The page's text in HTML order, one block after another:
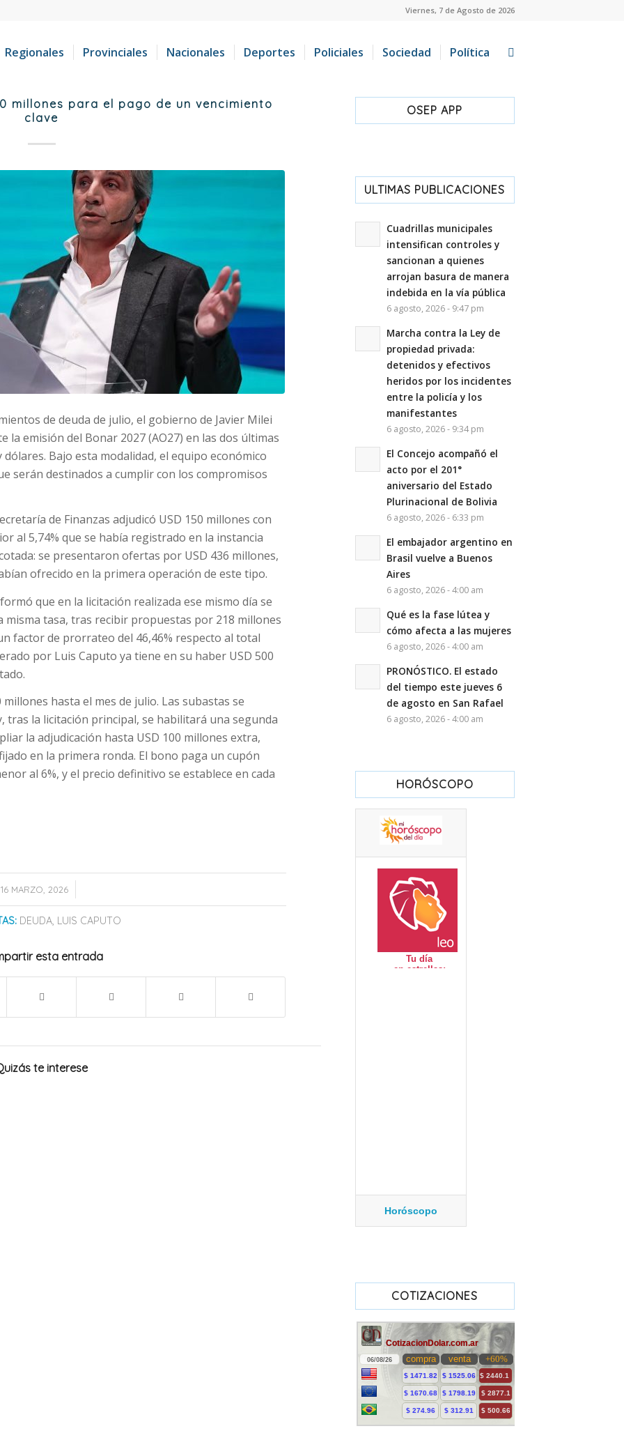
Viernes, 7 de Agosto de 2026
Regionales Provinciales Nacionales Deportes Policiales Sociedad Política
millones para el pago de un vencimiento
clave
de deuda de julio, el gobierno de Javier Milei
la emisión del Bonar 2027 (AO27) en las dos últimas
Bajo esta modalidad, el equipo económico
serán destinados a cumplir con los compromisos
de Finanzas adjudicó USD 150 millones con
al 5,74% que se había registrado en la instancia
se presentaron ofertas por USD 436 millones,
ofrecido en la primera operación de este tipo.
que en la licitación realizada ese mismo día se
misma tasa, tras recibir propuestas por 218 millones
factor de prorrateo del 46,46% respecto al total
por Luis Caputo ya tiene en su haber USD 500
hasta el mes de julio. Las subastas se
tras la licitación principal, se habilitará una segunda
la adjudicación hasta USD 100 millones extra,
en la primera ronda. El bono paga un cupón
al 6%, y el precio definitivo se establece en cada
16 MARZO, 2026
/
DEUDA, LUIS CAPUTO
esta entrada
te interese
OSEP APP
ULTIMAS PUBLICACIONES
Cuadrillas municipales
intensifican controles y
sancionan a quienes
arrojan basura de manera
indebida en la vía pública
6 agosto, 2026 - 9:47 pm
Marcha contra la Ley de
propiedad privada:
detenidos y efectivos
heridos por los incidentes
entre la policía y los
manifestantes
6 agosto, 2026 - 9:34 pm
El Concejo acompañó el
acto por el 201°
aniversario del Estado
Plurinacional de Bolivia
6 agosto, 2026 - 6:33 pm
El embajador argentino en
Brasil vuelve a Buenos
Aires
6 agosto, 2026 - 4:00 am
Qué es la fase lútea y
cómo afecta a las mujeres
6 agosto, 2026 - 4:00 am
PRONÓSTICO. El estado
del tiempo este jueves 6
de agosto en San Rafael
6 agosto, 2026 - 4:00 am
HORÓSCOPO
Horóscopo
COTIZACIONES